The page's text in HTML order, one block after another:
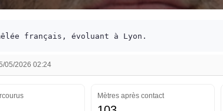
français, évoluant à Lyon.
05/2026 02:24
Mètres après contact